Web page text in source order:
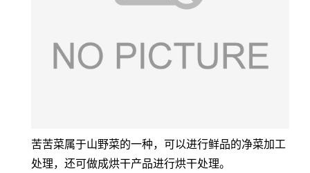
苦苦菜属于山野菜的一种，可以进行鲜品的净菜加工
处理，还可做成烘干产品进行烘干处理。